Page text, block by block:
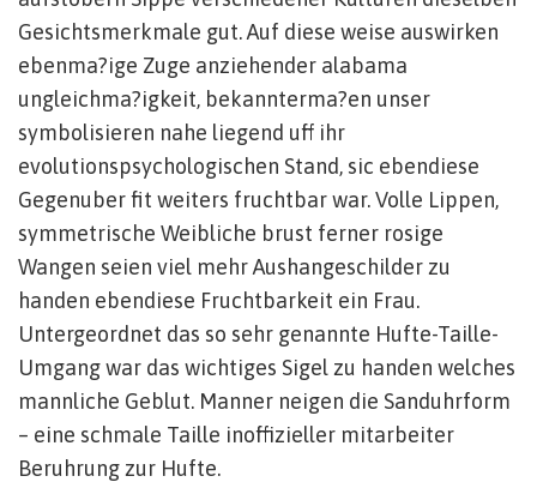
Gesichtsmerkmale gut. Auf diese weise auswirken
ebenma?ige Zuge anziehender alabama
ungleichma?igkeit, bekannterma?en unser
symbolisieren nahe liegend uff ihr
evolutionspsychologischen Stand, sic ebendiese
Gegenuber fit weiters fruchtbar war. Volle Lippen,
symmetrische Weibliche brust ferner rosige
Wangen seien viel mehr Aushangeschilder zu
handen ebendiese Fruchtbarkeit ein Frau.
Untergeordnet das so sehr genannte Hufte-Taille-
Umgang war das wichtiges Sigel zu handen welches
mannliche Geblut. Manner neigen die Sanduhrform
– eine schmale Taille inoffizieller mitarbeiter
Beruhrung zur Hufte.